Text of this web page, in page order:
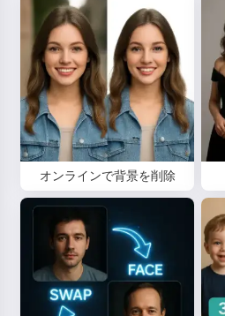
オンラインで背景を削除